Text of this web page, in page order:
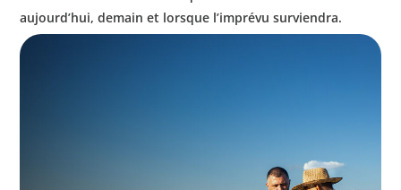
aujourd’hui, demain et lorsque l’imprévu surviendra.